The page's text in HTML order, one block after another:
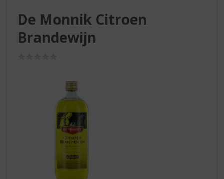
De Monnik Citroen
Brandewijn